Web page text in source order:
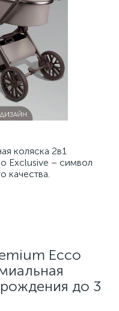
коляска 2в1
Exclusive – символ
качества.
Ecco
до 3